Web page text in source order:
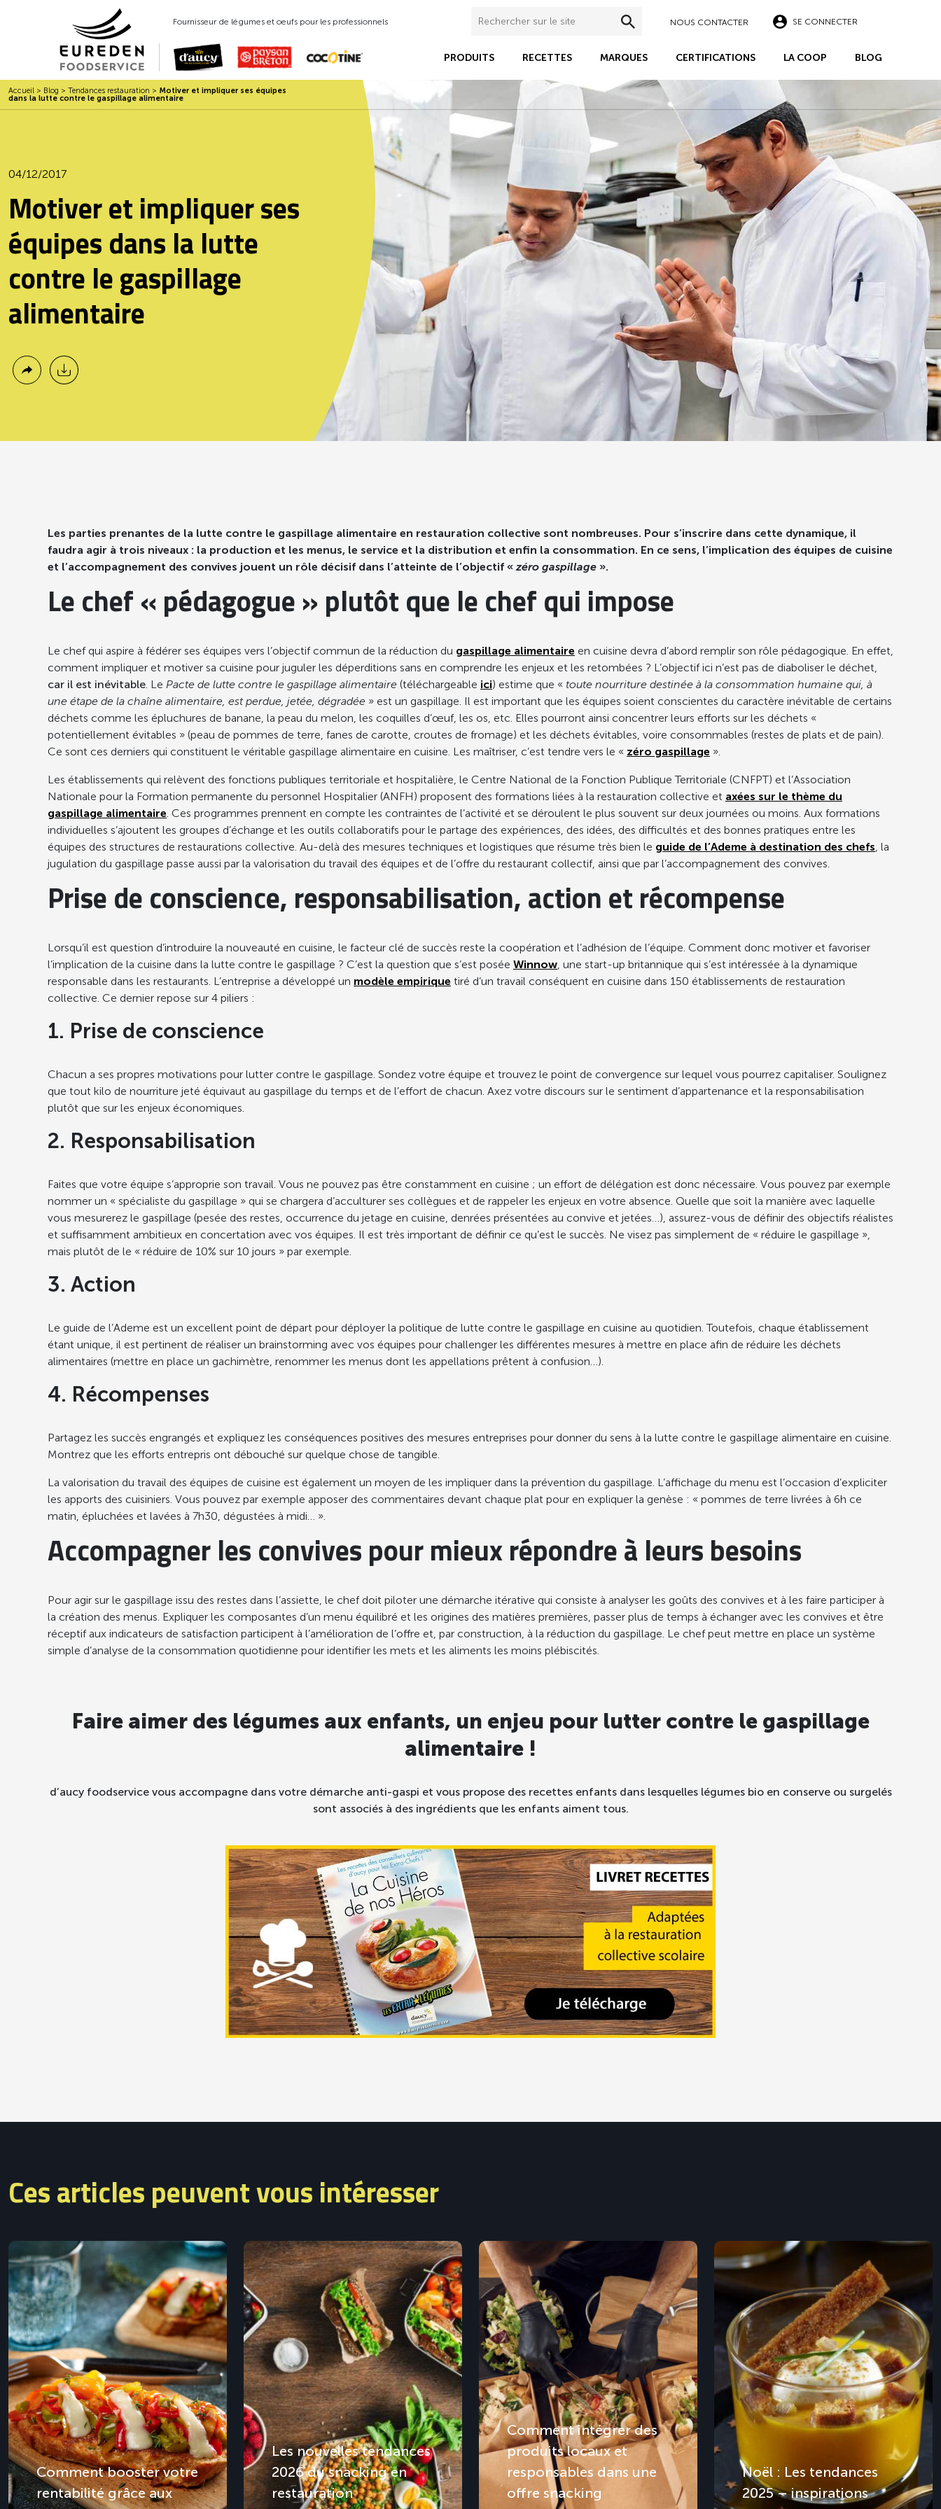
Fournisseur de légumes et oeufs pour les professionnels NOUS CONTACTER SE CONNECTER
PRODUITS RECETTES MARQUES CERTIFICATIONS LA COOP BLOG
Accueil > Blog > Tendances restauration > Motiver et impliquer ses équipes
dans la lutte contre le gaspillage alimentaire
04/12/2017
Motiver et impliquer ses
équipes dans la lutte
contre le gaspillage
alimentaire
Les parties prenantes de la lutte contre le gaspillage alimentaire en restauration collective sont nombreuses. Pour s’inscrire dans cette dynamique, il
faudra agir à trois niveaux : la production et les menus, le service et la distribution et enfin la consommation. En ce sens, l’implication des équipes de cuisine
et l’accompagnement des convives jouent un rôle décisif dans l’atteinte de l’objectif « zéro gaspillage ».
Le chef « pédagogue » plutôt que le chef qui impose
Le chef qui aspire à fédérer ses équipes vers l’objectif commun de la réduction du gaspillage alimentaire en cuisine devra d’abord remplir son rôle pédagogique. En effet,
comment impliquer et motiver sa cuisine pour juguler les déperditions sans en comprendre les enjeux et les retombées ? L’objectif ici n’est pas de diaboliser le déchet,
car il est inévitable . Le Pacte de lutte contre le gaspillage alimentaire (téléchargeable ici) estime que « toute nourriture destinée à la consommation humaine qui, à
une étape de la chaîne alimentaire, est perdue, jetée, dégradée » est un gaspillage. Il est important que les équipes soient conscientes du caractère inévitable de certains
déchets comme les épluchures de banane, la peau du melon, les coquilles d’œuf, les os, etc. Elles pourront ainsi concentrer leurs efforts sur les déchets «
potentiellement évitables » (peau de pommes de terre, fanes de carotte, croutes de fromage) et les déchets évitables, voire consommables (restes de plats et de pain).
Ce sont ces derniers qui constituent le véritable gaspillage alimentaire en cuisine. Les maîtriser, c’est tendre vers le « zéro gaspillage ».
Les établissements qui relèvent des fonctions publiques territoriale et hospitalière, le Centre National de la Fonction Publique Territoriale (CNFPT) et l’Association
Nationale pour la Formation permanente du personnel Hospitalier (ANFH) proposent des formations liées à la restauration collective et axées sur le thème du
gaspillage alimentaire . Ces programmes prennent en compte les contraintes de l’activité et se déroulent le plus souvent sur deux journées ou moins. Aux formations
individuelles s’ajoutent les groupes d’échange et les outils collaboratifs pour le partage des expériences, des idées, des difficultés et des bonnes pratiques entre les
équipes des structures de restaurations collective. Au-delà des mesures techniques et logistiques que résume très bien le guide de l’Ademe à destination des chefs , la
jugulation du gaspillage passe aussi par la valorisation du travail des équipes et de l’offre du restaurant collectif, ainsi que par l’accompagnement des convives.
Prise de conscience, responsabilisation, action et récompense
Lorsqu’il est question d’introduire la nouveauté en cuisine, le facteur clé de succès reste la coopération et l’adhésion de l’équipe. Comment donc motiver et favoriser
l’implication de la cuisine dans la lutte contre le gaspillage ? C’est la question que s’est posée Winnow , une start-up britannique qui s’est intéressée à la dynamique
responsable dans les restaurants. L’entreprise a développé un modèle empirique tiré d’un travail conséquent en cuisine dans 150 établissements de restauration
collective. Ce dernier repose sur 4 piliers :
1. Prise de conscience
Chacun a ses propres motivations pour lutter contre le gaspillage. Sondez votre équipe et trouvez le point de convergence sur lequel vous pourrez capitaliser. Soulignez
que tout kilo de nourriture jeté équivaut au gaspillage du temps et de l’effort de chacun. Axez votre discours sur le sentiment d’appartenance et la responsabilisation
plutôt que sur les enjeux économiques.
2. Responsabilisation
Faites que votre équipe s’approprie son travail. Vous ne pouvez pas être constamment en cuisine ; un effort de délégation est donc nécessaire. Vous pouvez par exemple
nommer un « spécialiste du gaspillage » qui se chargera d’acculturer ses collègues et de rappeler les enjeux en votre absence. Quelle que soit la manière avec laquelle
vous mesurerez le gaspillage (pesée des restes, occurrence du jetage en cuisine, denrées présentées au convive et jetées…), assurez-vous de définir des objectifs réalistes
et suffisamment ambitieux en concertation avec vos équipes. Il est très important de définir ce qu’est le succès. Ne visez pas simplement de « réduire le gaspillage »,
mais plutôt de le « réduire de 10% sur 10 jours » par exemple.
3. Action
Le guide de l’Ademe est un excellent point de départ pour déployer la politique de lutte contre le gaspillage en cuisine au quotidien. Toutefois, chaque établissement
étant unique, il est pertinent de réaliser un brainstorming avec vos équipes pour challenger les différentes mesures à mettre en place afin de réduire les déchets
alimentaires (mettre en place un gachimètre, renommer les menus dont les appellations prêtent à confusion…).
4. Récompenses
Partagez les succès engrangés et expliquez les conséquences positives des mesures entreprises pour donner du sens à la lutte contre le gaspillage alimentaire en cuisine.
Montrez que les efforts entrepris ont débouché sur quelque chose de tangible.
La valorisation du travail des équipes de cuisine est également un moyen de les impliquer dans la prévention du gaspillage. L’affichage du menu est l’occasion d’expliciter
les apports des cuisiniers. Vous pouvez par exemple apposer des commentaires devant chaque plat pour en expliquer la genèse : « pommes de terre livrées à 6h ce
matin, épluchées et lavées à 7h30, dégustées à midi… ».
Accompagner les convives pour mieux répondre à leurs besoins
Pour agir sur le gaspillage issu des restes dans l’assiette, le chef doit piloter une démarche itérative qui consiste à analyser les goûts des convives et à les faire participer à
la création des menus. Expliquer les composantes d’un menu équilibré et les origines des matières premières, passer plus de temps à échanger avec les convives et être
réceptif aux indicateurs de satisfaction participent à l’amélioration de l’offre et, par construction, à la réduction du gaspillage. Le chef peut mettre en place un système
simple d’analyse de la consommation quotidienne pour identifier les mets et les aliments les moins plébiscités.
Faire aimer des légumes aux enfants, un enjeu pour lutter contre le gaspillage
alimentaire !
d’aucy foodservice vous accompagne dans votre démarche anti-gaspi et vous propose des recettes enfants dans lesquelles légumes bio en conserve ou surgelés
sont associés à des ingrédients que les enfants aiment tous.
Ces articles peuvent vous intéresser
Comment booster votre
rentabilité grâce aux
Les nouvelles tendances
2026 du snacking en
restauration
Comment intégrer des
produits locaux et
responsables dans une
offre snacking
Noël : Les tendances
2025 – inspirations